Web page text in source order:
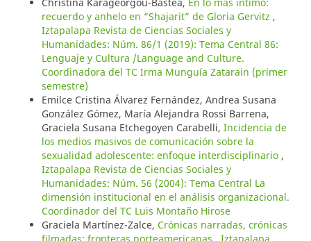
recuerdo y anhelo en “Shajarit” de Gloria Gervitz ,
Iztapalapa Revista de Ciencias Sociales y
Humanidades: Núm. 86/1 (2019): Tema Central 86:
Lenguaje y Cultura /Language and Culture.
Coordinadora del TC Irma Munguía Zatarain (primer
semestre)
Emilce Cristina Álvarez Fernández, Andrea Susana
González Gómez, María Alejandra Rossi Barrena,
Graciela Susana Etchegoyen Carabelli, Incidencia de
los medios masivos de comunicación sobre la
sexualidad adolescente: enfoque interdisciplinario ,
Iztapalapa Revista de Ciencias Sociales y
Humanidades: Núm. 56 (2004): Tema Central La
dimensión institucional en el análisis organizacional.
Coordinador del TC Luis Montaño Hirose
Graciela Martínez-Zalce, Crónicas narradas, crónicas